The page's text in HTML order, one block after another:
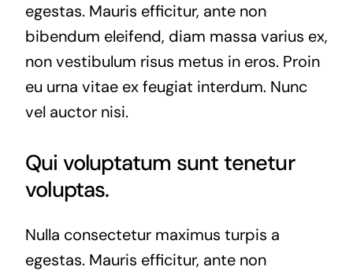
egestas. Mauris efficitur, ante non
bibendum eleifend, diam massa varius ex,
non vestibulum risus metus in eros. Proin
eu urna vitae ex feugiat interdum. Nunc
vel auctor nisi.
Qui voluptatum sunt tenetur
voluptas.
Nulla consectetur maximus turpis a
egestas. Mauris efficitur, ante non